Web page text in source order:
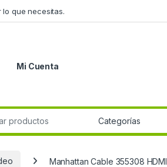
que necesitas.
Mi Cuenta
Manhattan Cable 355308